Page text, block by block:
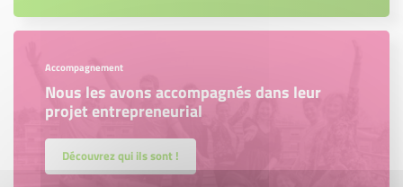
Accompagnement
Nous les avons accompagnés dans leur
projet entrepreneurial
Découvrez qui ils sont !